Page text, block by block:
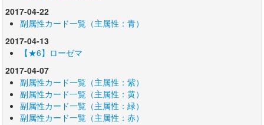
2017-04-22
副属性カード一覧（主属性：青）
2017-04-13
【★6】ローゼマ
2017-04-07
副属性カード一覧（主属性：紫）
副属性カード一覧（主属性：黄）
副属性カード一覧（主属性：緑）
副属性カード一覧（主属性：赤）